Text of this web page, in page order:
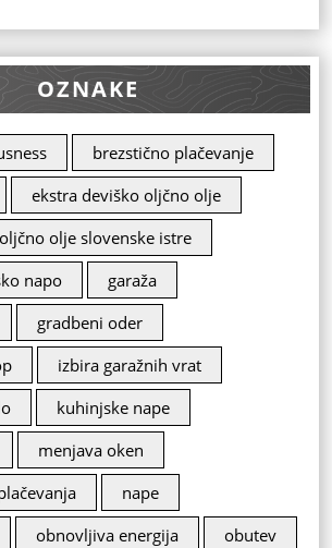
OZNAKE
brezstično plačevanje
ekstra deviško oljčno olje
olje slovenske istre
napo
garaža
gradbeni oder
izbira garažnih vrat
kuhinjske nape
menjava oken
nape
obnovljiva energija
obutev